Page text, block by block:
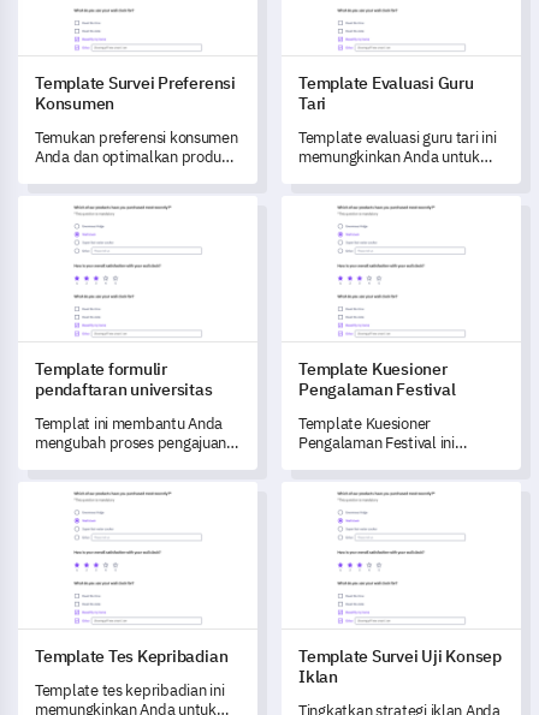
Template Survei Preferensi
Konsumen
Temukan preferensi konsumen
Anda dan optimalkan produk
yang komprehensif ini.
Template Evaluasi Guru
Tari
Template evaluasi guru tari ini
memungkinkan Anda untuk
komprehensif pengetahuan,
profesionalisme, keterampilan
mengajar, dan lingkungan
kelas instruktur Anda.
Template formulir pendaftaran universitas
Template formulir
pendaftaran universitas
Templat ini membantu Anda
mengubah proses pengajuan
menangkap umpan balik rinci
dari para pelamar.
Template Kuesioner
Template Kuesioner
Pengalaman Festival
Template Kuesioner
Pengalaman Festival ini
mendapatkan wawasan
penting tentang tingkat
kepuasan tamu dan pendapat
mereka tentang acara festival
Anda.
Template Tes Kepribadian
Template Tes Kepribadian
Template tes kepribadian ini
memungkinkan Anda untuk
Template Survei Uji Konsep
Template Survei Uji Konsep
Iklan
Tingkatkan strategi iklan Anda